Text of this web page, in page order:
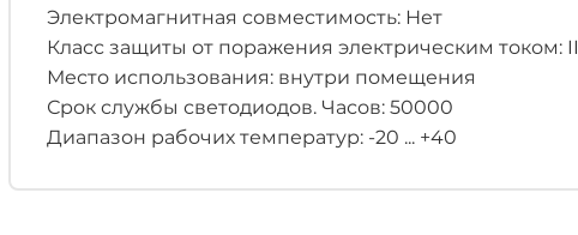
Электромагнитная совместимость: Нет
Класс защиты от поражения электрическим током: II
Место использования: внутри помещения
Срок службы светодиодов. Часов: 50000
Диапазон рабочих температур: -20 ... +40